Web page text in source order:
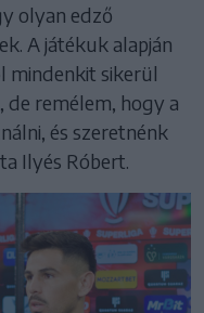
olyan edző
A játékuk alapján
mindenkit sikerül
remélem, hogy a
és szeretnénk
Ilyés Róbert.